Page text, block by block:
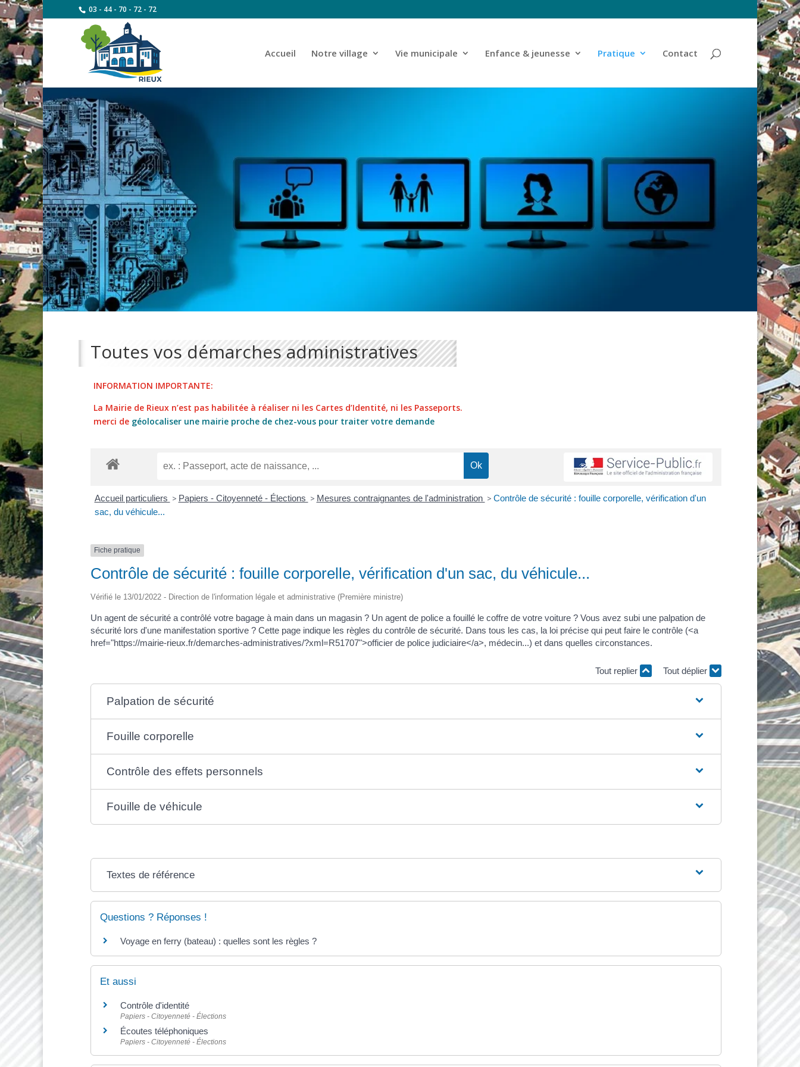
03 - 44 - 70 - 72 - 72
Accueil Notre village Vie municipale Enfance & jeunesse Pratique Contact
Toutes vos démarches administratives
INFORMATION IMPORTANTE:
La Mairie de Rieux n’est pas habilitée à réaliser ni les Cartes d’Identité, ni les Passeports.
merci de géolocaliser une mairie proche de chez-vous pour traiter votre demande
Accueil particuliers > Papiers - Citoyenneté - Élections > Mesures contraignantes de l'administration > Contrôle de sécurité : fouille corporelle, vérification d'un
sac, du véhicule...
Fiche pratique
Contrôle de sécurité : fouille corporelle, vérification d'un sac, du véhicule...
Vérifié le 13/01/2022 - Direction de l'information légale et administrative (Première ministre)
Un agent de sécurité a contrôlé votre bagage à main dans un magasin ? Un agent de police a fouillé le coffre de votre voiture ? Vous avez subi une palpation de
sécurité lors d'une manifestation sportive ? Cette page indique les règles du contrôle de sécurité. Dans tous les cas, la loi précise qui peut faire le contrôle (<a
href="https://mairie-rieux.fr/demarches-administratives/?xml=R51707">officier de police judiciaire</a>, médecin...) et dans quelles circonstances.
Tout replier Tout déplier
Palpation de sécurité
Fouille corporelle
Contrôle des effets personnels
Fouille de véhicule
Textes de référence
Questions ? Réponses !
Voyage en ferry (bateau) : quelles sont les règles ?
Et aussi
Contrôle d'identité
Papiers - Citoyenneté - Élections
Écoutes téléphoniques
Papiers - Citoyenneté - Élections